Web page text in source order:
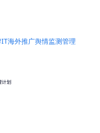
IT海外推广舆情监测管理